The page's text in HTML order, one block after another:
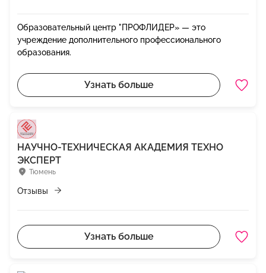
Образовательный центр "ПРОФЛИДЕР» — это
учреждение дополнительного профессионального
образования.
Узнать больше
Тюмень
НАУЧНО-ТЕХНИЧЕСКАЯ АКАДЕМИЯ ТЕХНО
ЭКСПЕРТ
Отзывы
Узнать больше